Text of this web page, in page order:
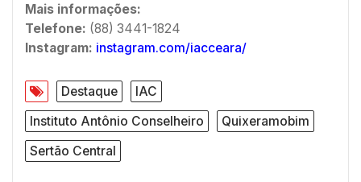
Mais informações:
Telefone: (88) 3441-1824
Instagram: instagram.com/iacceara/
Destaque
IAC
Instituto Antônio Conselheiro
Quixeramobim
Sertão Central